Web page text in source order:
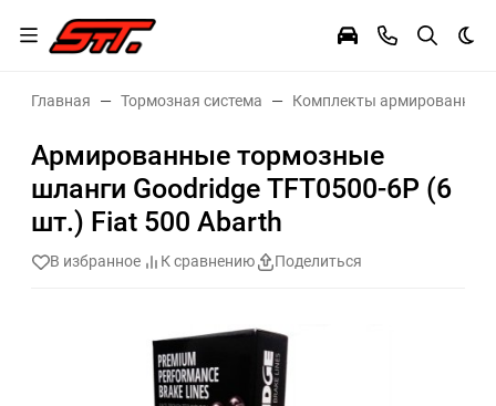
Главная Тормозная система Комплекты армированных
Армированные тормозные
шланги Goodridge TFT0500-6P (6
шт.) Fiat 500 Abarth
В избранное К сравнению Поделиться